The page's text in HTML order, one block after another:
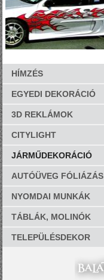
HÍMZÉS
EGYEDI DEKORÁCIÓ
3D REKLÁMOK
CITYLIGHT
JÁRMŰDEKORÁCIÓ
AUTÓÜVEG FÓLIÁZÁS
NYOMDAI MUNKÁK
TÁBLÁK, MOLINÓK
TELEPÜLÉSDEKOR